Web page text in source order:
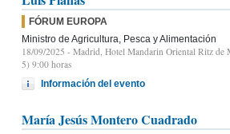
FÓRUM EUROPA
Ministro de Agricultura, Pesca y Alimentación
18/09/2025 - Madrid, Hotel Mandarin Oriental Ritz de
5) 9:00 horas
Información del evento
María Jesús Montero Cuadrado